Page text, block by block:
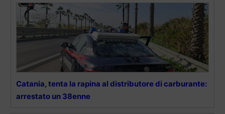
Catania, tenta la rapina al distributore di carburante:
arrestato un 38enne